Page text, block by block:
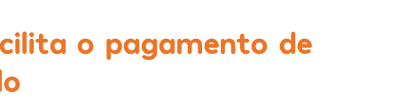
o pagamento de